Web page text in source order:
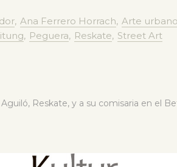
, Ana Ferrero Horrach, Arte urbano
, Peguera, Reskate, Street Art
Reskate, y a su comisaria en el